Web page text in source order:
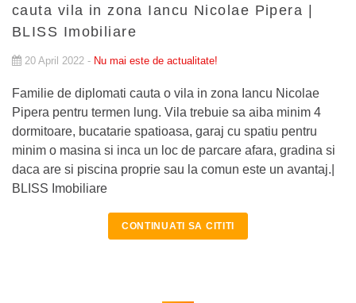
cauta vila in zona Iancu Nicolae Pipera |
BLISS Imobiliare
20 April 2022 - Nu mai este de actualitate!
Familie de diplomati cauta o vila in zona Iancu Nicolae
Pipera pentru termen lung. Vila trebuie sa aiba minim 4
dormitoare, bucatarie spatioasa, garaj cu spatiu pentru
minim o masina si inca un loc de parcare afara, gradina si
daca are si piscina proprie sau la comun este un avantaj.|
BLISS Imobiliare
CONTINUATI SA CITITI